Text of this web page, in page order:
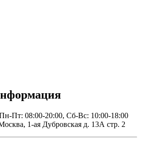
Пт: 08:00-20:00, Сб-Вс: 10:00-18:00
1-ая Дубровская д. 13А стр. 2